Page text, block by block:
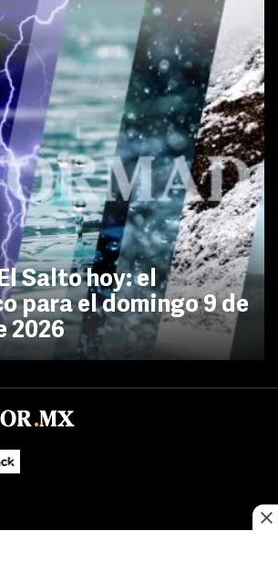
Salto hoy: el
para el domingo 9 de
2026